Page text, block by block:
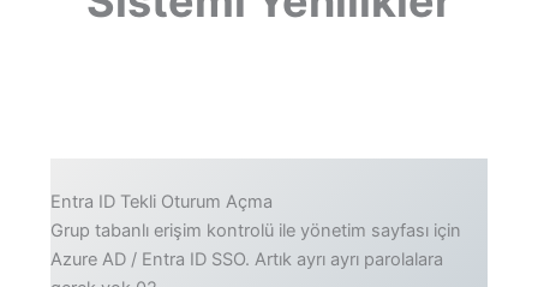
Entra ID Tekli Oturum Açma
Grup tabanlı erişim kontrolü ile yönetim sayfası için
Azure AD / Entra ID SSO. Artık ayrı ayrı parolalara